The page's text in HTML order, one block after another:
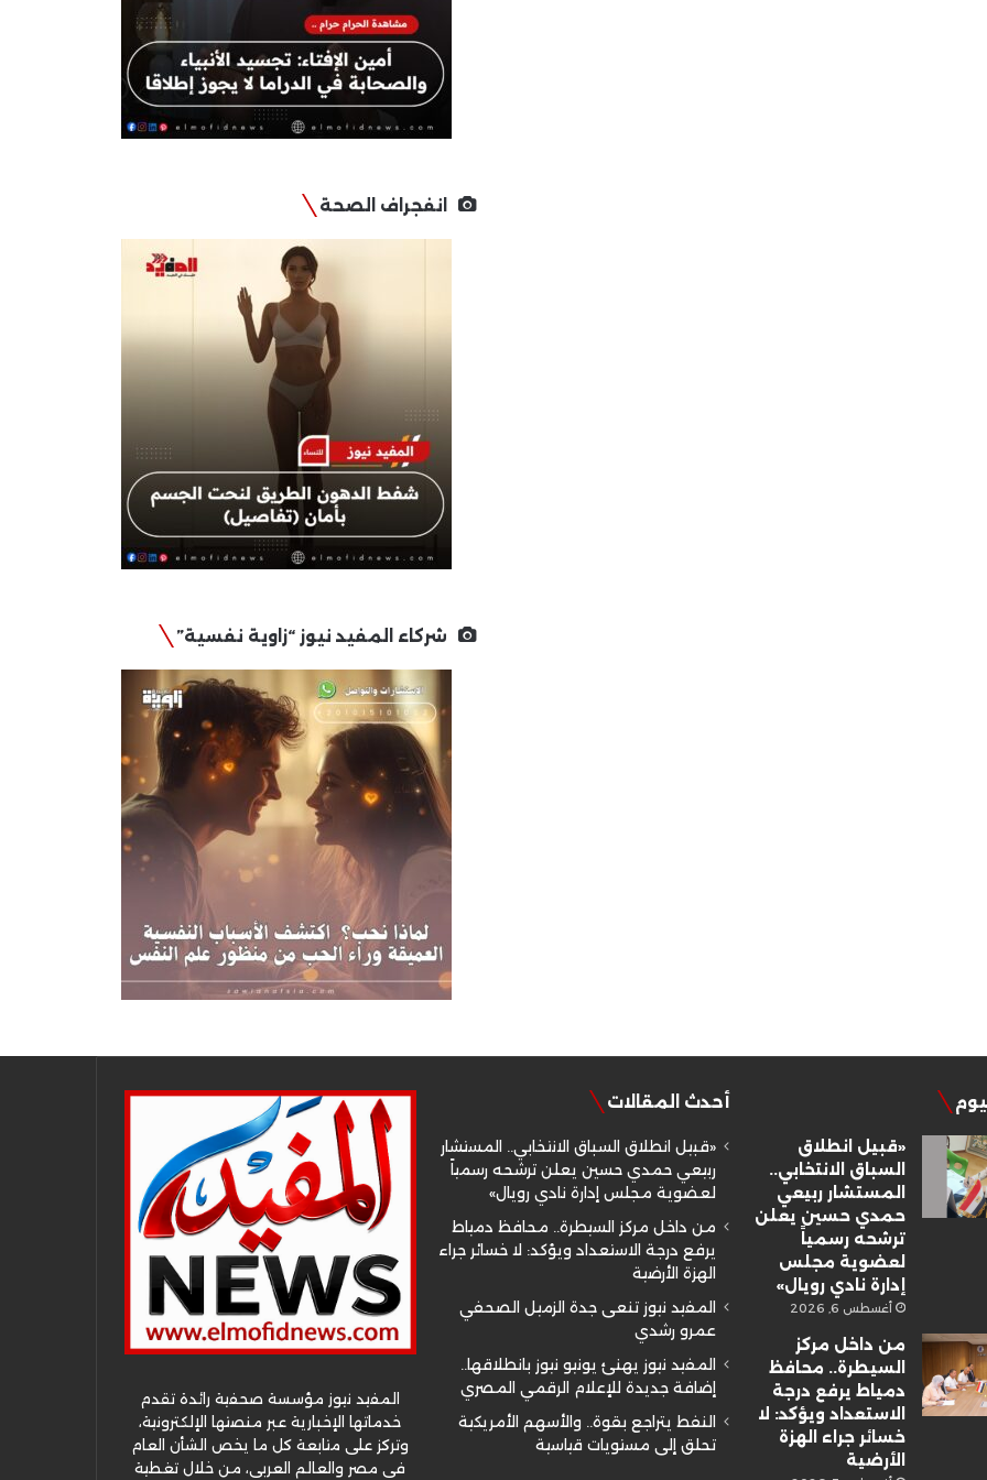
انفجراف الصحة
شركاء المفيد نيوز “زاوية نفسية”
«قبيل انطلاق
السباق الانتخابي..
المستشار ربيعي
حمدي حسين يعلن
ترشحه رسمياً
لعضوية مجلس
إدارة نادي رويال»
أغسطس 6, 2026
من داخل مركز
السيطرة.. محافظ
دمياط يرفع درجة
الاستعداد ويؤكد: لا
خسائر جراء الهزة
الأرضية
أحدث المقالات
«قبيل انطلاق السباق الانتخابي.. المستشار
ربيعي حمدي حسين يعلن ترشحه رسمياً
لعضوية مجلس إدارة نادي رويال»
من داخل مركز السيطرة.. محافظ دمياط
يرفع درجة الاستعداد ويؤكد: لا خسائر جراء
الهزة الأرضية
المفيد نيوز تنعى جدة الزميل الصحفي
عمرو رشدي
المفيد نيوز يهنئ يونيو نيوز بانطلاقها..
إضافة جديدة للإعلام الرقمي المصري
النفط يتراجع بقوة.. والأسهم الأمريكية
تحلق إلى مستويات قياسية
المفيد نيوز مؤسسة صحفية رائدة تقدم
خدماتها الإخبارية عبر منصتها الإلكترونية،
وتركز على متابعة كل ما يخص الشأن العام
في مصر والعالم العربي، من خلال تغطية